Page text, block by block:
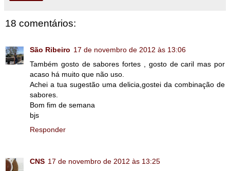
18 comentários:
São Ribeiro 17 de novembro de 2012 às 13:06
Também gosto de sabores fortes , gosto de caril mas por
acaso há muito que não uso.
Achei a tua sugestão uma delicia,gostei da combinação de
sabores.
Bom fim de semana
bjs
Responder
CNS 17 de novembro de 2012 às 13:25